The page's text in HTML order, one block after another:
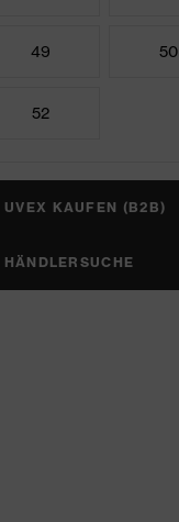
49 50
52
UVEX KAUFEN (B2B)
HÄNDLERSUCHE